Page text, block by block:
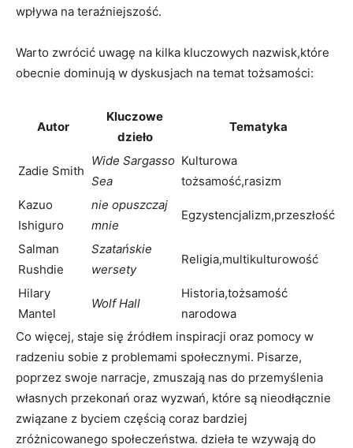
wpływa na teraźniejszość.
Warto zwrócić uwagę na kilka kluczowych nazwisk,które
obecnie dominują w dyskusjach na temat tożsamości:
Autor
Kluczowe
dzieło
Tematyka
Zadie Smith
Wide Sargasso
Sea
Kulturowa
tożsamość,rasizm
Kazuo
Ishiguro
nie opuszczaj
mnie
Egzystencjalizm,przeszłość
Salman
Rushdie
Szatańskie
wersety
Religia,multikulturowość
Hilary
Mantel
Wolf Hall
Historia,tożsamość
narodowa
Co więcej, staje się źródłem inspiracji oraz pomocy w
radzeniu sobie z problemami społecznymi. Pisarze,
poprzez swoje narracje, zmuszają nas do przemyślenia
własnych przekonań oraz wyzwań, które są nieodłącznie
związane z byciem częścią coraz bardziej
zróżnicowanego społeczeństwa. dzieła te wzywają do